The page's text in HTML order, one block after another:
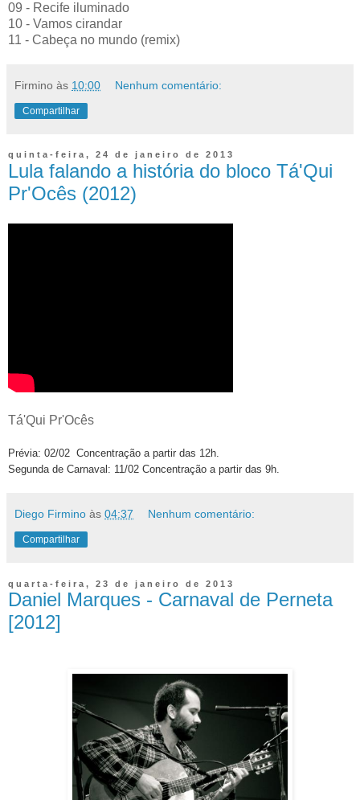
09 - Recife iluminado
10 - Vamos cirandar
11 - Cabeça no mundo (remix)
Firmino às 10:00 Nenhum comentário:
Compartilhar
quinta-feira, 24 de janeiro de 2013
Lula falando a história do bloco Tá'Qui
Pr'Ocês (2012)
Tá'Qui Pr'Ocês
Prévia: 02/02 Concentração a partir das 12h.
Segunda de Carnaval: 11/02 Concentração a partir das 9h.
Diego Firmino às 04:37 Nenhum comentário:
Compartilhar
quarta-feira, 23 de janeiro de 2013
Daniel Marques - Carnaval de Perneta
[2012]